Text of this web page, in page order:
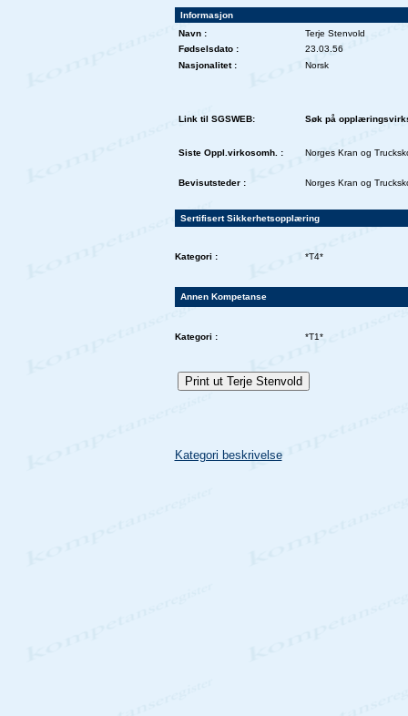
Informasjon
Navn :
Terje Stenvold
Fødselsdato :
23.03.56
Nasjonalitet :
Norsk
Link til SGSWEB: Søk på
Siste Oppl.virkosomh. : Norges Kran og
Bevisutsteder : Norges Kran og
Sertifisert Sikkerhetsopplæring
Kategori : *T4*
Annen Kompetanse
Kategori : *T1*
Kategori beskrivelse